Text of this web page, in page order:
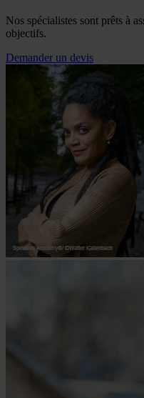
Nos spécialistes sont prêts à
objectifs.
Demander un devis